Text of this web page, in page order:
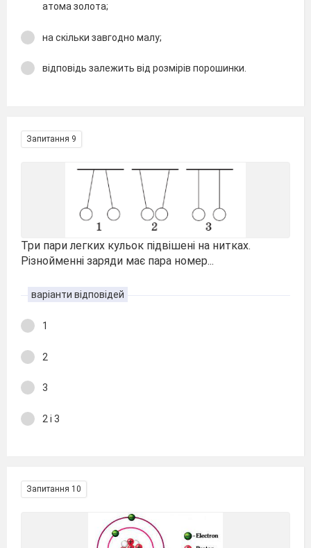
атома золота;
на скільки завгодно малу;
відповідь залежить від розмірів порошинки.
Запитання 9
Три пари легких кульок підвішені на нитках.
Різнойменні заряди має пара номер...
варіанти відповідей
1
2
3
2 і 3
Запитання 10